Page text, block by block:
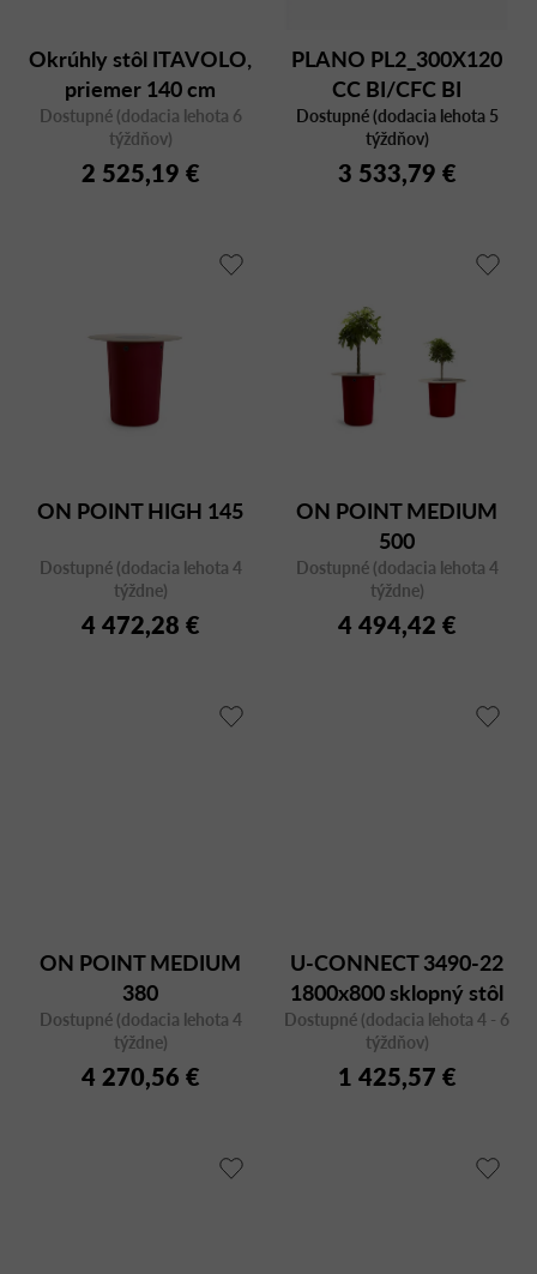
Okrúhly stôl ITAVOLO,
priemer 140 cm
Dostupné (dodacia lehota 6
týždňov)
2 525,19 €
PLANO PL2_300X120
CC BI/CFC BI
Dostupné (dodacia lehota 5
týždňov)
3 533,79 €
ON POINT HIGH 145
Dostupné (dodacia lehota 4
týždne)
4 472,28 €
ON POINT MEDIUM
500
Dostupné (dodacia lehota 4
týždne)
4 494,42 €
ON POINT MEDIUM
380
Dostupné (dodacia lehota 4
týždne)
4 270,56 €
U-CONNECT 3490-22
1800x800 sklopný stôl
Dostupné (dodacia lehota 4 - 6
týždňov)
1 425,57 €